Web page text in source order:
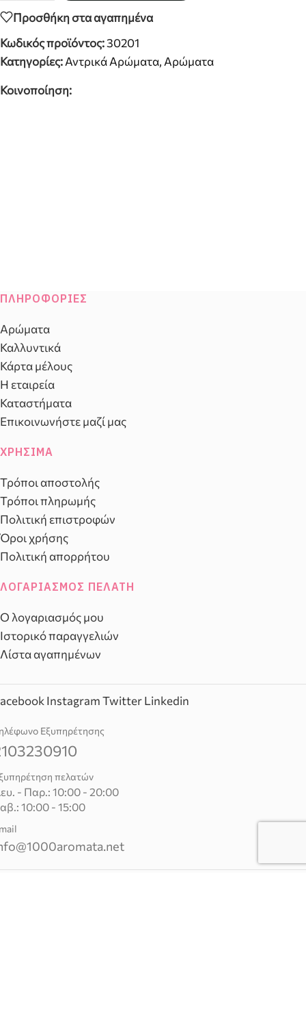
Προσθήκη στα αγαπημένα
Κωδικός προϊόντος:30201
Κατηγορίες:Αντρικά Αρώματα,Αρώματα
Κοινοποίηση:
ΠΛΗΡΟΦΟΡΊΕΣ
Αρώματα
Καλλυντικά
Κάρτα μέλους
Η εταιρεία
Καταστήματα
Επικοινωνήστε μαζί μας
ΧΡΉΣΙΜΑ
Τρόποι αποστολής
Τρόποι πληρωμής
Πολιτική επιστροφών
Όροι χρήσης
Πολιτική απορρήτου
ΛΟΓΑΡΙΑΣΜΌΣ ΠΕΛΆΤΗ
Ο λογαριασμός μου
Ιστορικό παραγγελιών
Λίστα αγαπημένων
InstagramTwitterLinkedin
Εξυπηρέτησης
πελατών
- Παρ.: 10:00 - 20:00
10:00 - 15:00